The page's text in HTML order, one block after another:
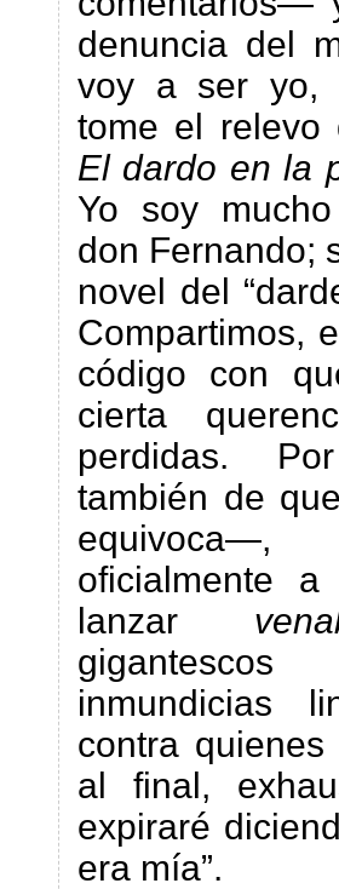
denuncia del
voy a ser yo,
tome el relevo
El dardo en la
Yo soy
don Fernando;
novel del
Compartimos,
código con
cierta
perdidas.
también de
oficialmente
lanzar
inmundicias
contra
al final,
expiraré
era mía”.